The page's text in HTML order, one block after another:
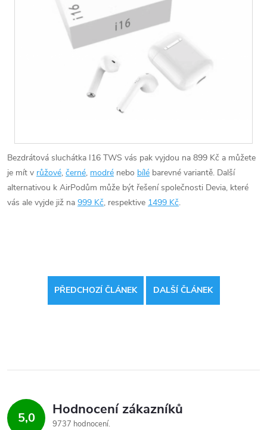
Bezdrátová sluchátka I16 TWS vás pak vyjdou na 899 Kč a můžete
je mít v růžové, černé, modré nebo bílé barevné variantě. Další
alternativou k AirPodům může být řešení společnosti Devia, které
vás ale vyjde již na 999 Kč, respektive 1499 Kč.
PŘEDCHOZÍ ČLÁNEK DALŠÍ ČLÁNEK
5,0 Hodnocení zákazníků
9737 hodnocení